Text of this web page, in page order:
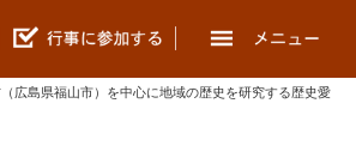
広島県福山市）を中心に地域の歴史を研究する歴史愛